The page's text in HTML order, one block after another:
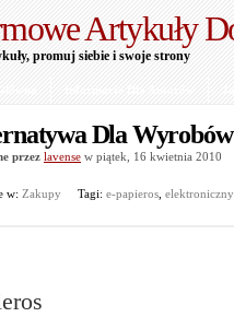
Artykuły
promuj siebie i swoje strony
Dla
przez lavense w piątek, 16 kwietnia 2010
w: Zakupy Tagi: e-papieros